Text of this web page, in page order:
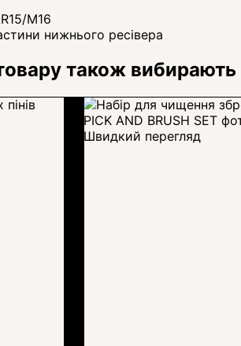
M16
нижнього ресівера
також вибирають
Швидкий перегляд